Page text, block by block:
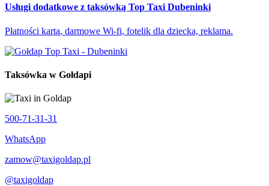
Usługi dodatkowe z taksówką Top Taxi Dubeninki
Płatności kartą, darmowe Wi-fi, fotelik dla dziecka, reklama.
Taksówka w Gołdapi
500-71-31-31
WhatsApp
zamow@taxigoldap.pl
@taxigoldap